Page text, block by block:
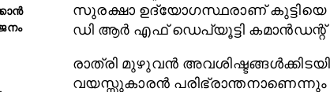
സുരക്ഷാ ഉദ്യോഗസ്ഥരാണ് കുട്ടിയെ
ഡി ആർ എഫ് ഡെപ്യൂട്ടി കമാൻഡന്റ്
രാത്രി മുഴുവൻ
വയസ്സുകാരൻ പരിഭ്രാന്തനാണെന്നും